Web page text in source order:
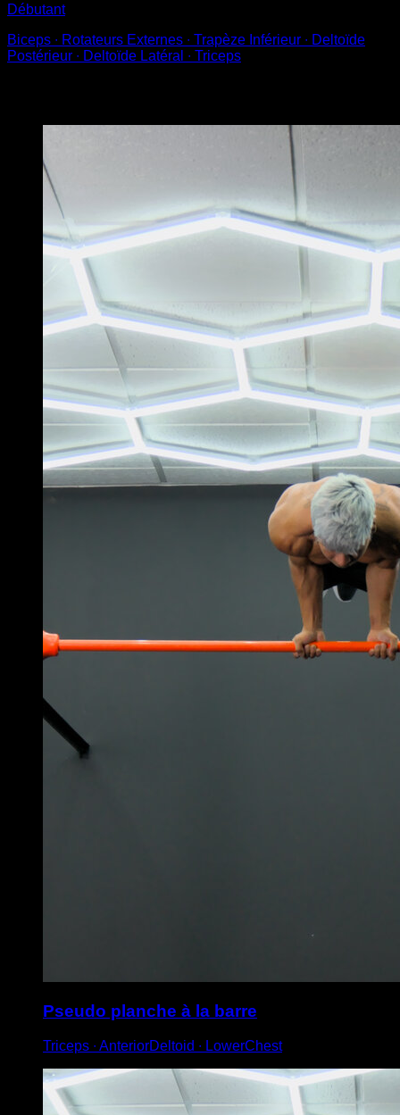
Débutant
Biceps ∙ Rotateurs Externes ∙ Trapèze Inférieur ∙ Deltoïde
Postérieur ∙ Deltoïde Latéral ∙ Triceps
Pseudo planche à la barre
Triceps ∙ AnteriorDeltoid ∙ LowerChest